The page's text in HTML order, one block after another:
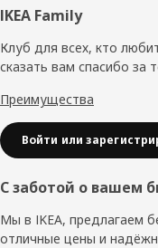
Нижний
колонтитул
IKEA Family
Клуб для всех, кто
сказать вам спасибо за
Преимущества
Войти или
С заботой о вашем
Мы в IKEA, предлагаем
отличные цены и